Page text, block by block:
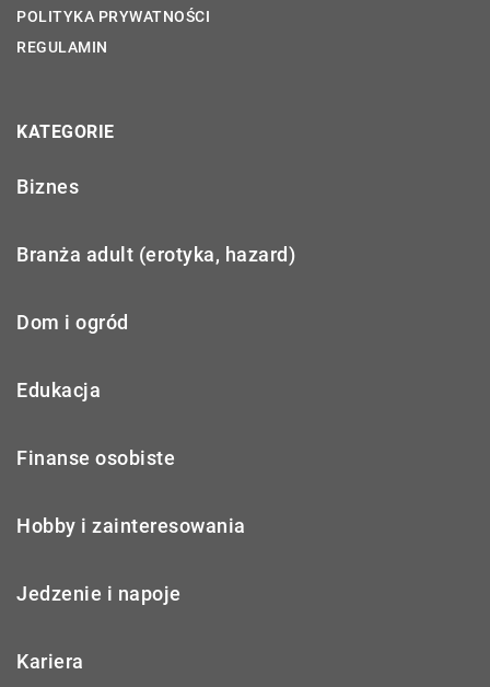
POLITYKA PRYWATNOŚCI
REGULAMIN
KATEGORIE
Biznes
Branża adult (erotyka, hazard)
Dom i ogród
Edukacja
Finanse osobiste
Hobby i zainteresowania
Jedzenie i napoje
Kariera